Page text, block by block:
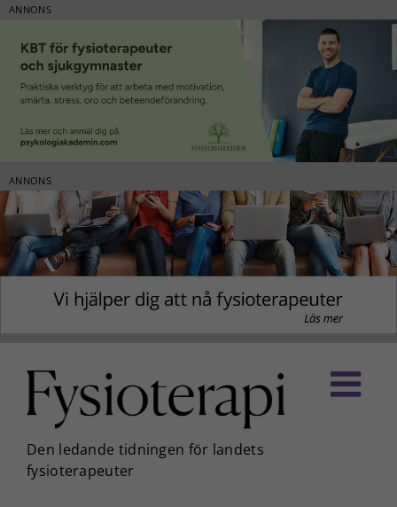
ANNONS
ANNONS
innehållet